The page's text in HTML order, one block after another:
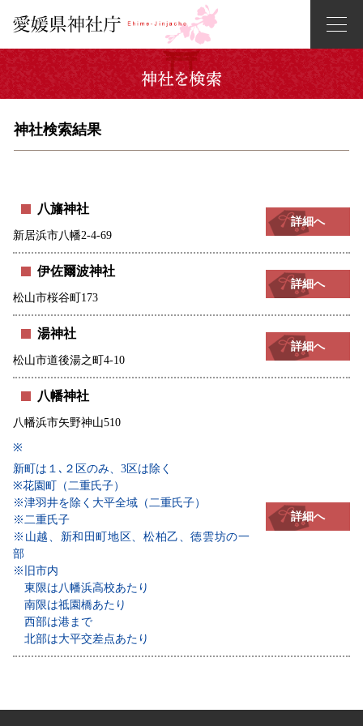
神社検索結果
八旛神社
新居浜市八幡2-4-69
詳細へ
伊佐爾波神社
松山市桜谷町173
詳細へ
湯神社
松山市道後湯之町4-10
詳細へ
八幡神社
八幡浜市矢野神山510
詳細へ
※
新町は１､２区のみ、3区は除く
※花園町（二重氏子）
※津羽井を除く大平全域（二重氏子）
※二重氏子
※山越、新和田町地区、松柏乙、徳雲坊の一
部
※旧市内
東限は八幡浜高校あたり
南限は祗園橋あたり
西部は港まで
北部は大平交差点あたり